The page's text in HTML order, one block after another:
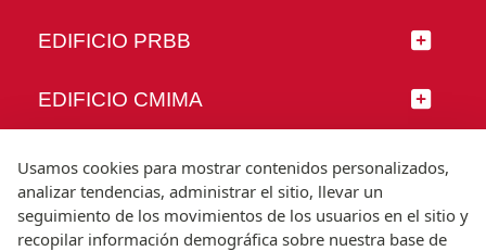
EDIFICIO PRBB
EDIFICIO CMIMA
SÍGUENOS
Usamos cookies para mostrar contenidos personalizados,
analizar tendencias, administrar el sitio, llevar un
seguimiento de los movimientos de los usuarios en el sitio y
recopilar información demográfica sobre nuestra base de